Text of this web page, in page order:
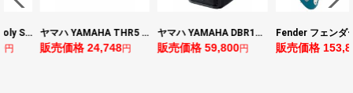
ヤマハ YAMAHA THR5 コンパクトギターアンプ 小型アンプ ヤマハ YAMAHA DBR10 パワードスピーカー
販売価格 59,800
Fender フェンダー Made in Japan Traditional Late 60s Jazzmaster RW Ocean Turquoise Metallic エレキギター
販売価格 153,896 販売価格